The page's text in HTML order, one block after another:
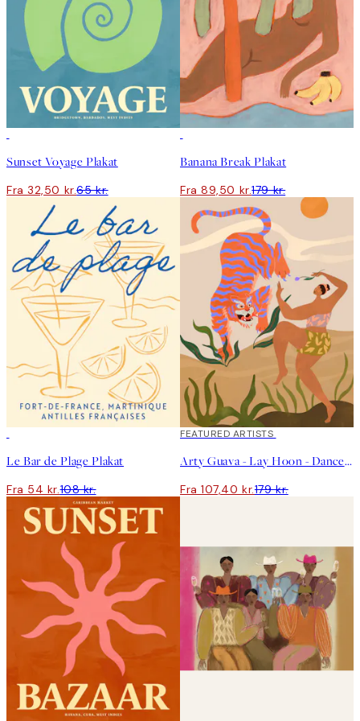
Sunset Voyage Plakat
Fra 32,50 kr.65 kr.
Banana Break Plakat
Fra 89,50 kr.179 kr.
Le Bar de Plage Plakat
Fra 54 kr.108 kr.
40%*
FEATURED ARTISTS
Arty Guava - Lay Hoon - Dance With Tiger Plakat
Fra 107,40 kr.179 kr.